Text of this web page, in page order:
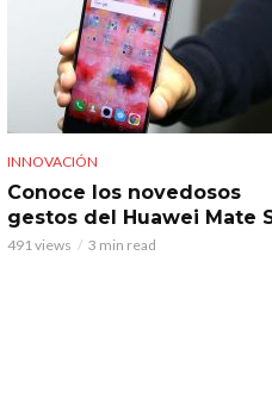
INNOVACIÓN
Conoce los novedosos
gestos del Huawei Mate
491 views 3 min read